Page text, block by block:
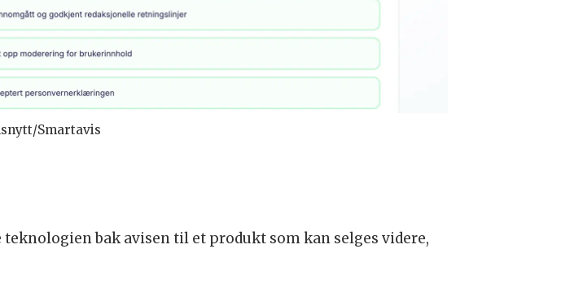
Smartavis
bak avisen til et produkt som kan selges videre,